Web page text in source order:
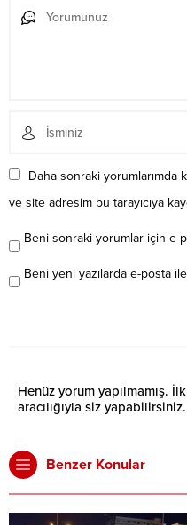
Daha sonraki yorumlarımda
ve site adresim bu tarayıcıya
Beni sonraki yorumlar için e-
Beni yeni yazılarda e-posta
Henüz yorum yapılmamış.
aracılığıyla siz yapabilirsiniz.
Benzer Konular